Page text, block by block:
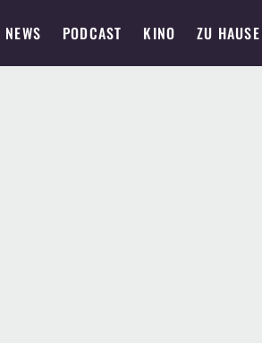
NEWS PODCAST KINO ZU HAUSE